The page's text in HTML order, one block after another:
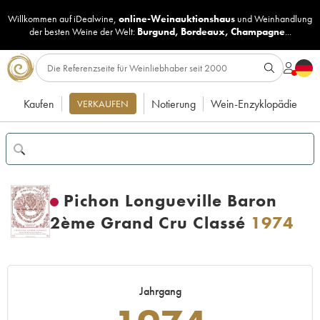
Willkommen auf iDealwine, online-Weinauktionshaus undWeinhandlung
der besten Weine der Welt: Burgund, Bordeaux, Champagne...
Kaufen VERKAUFEN Notierung Wein-Enzyklopädie
Pichon Longueville Baron
2ème Grand Cru Classé 1974
Jahrgang